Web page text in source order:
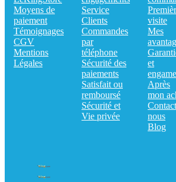
Moyens de
paiement
Témoignages
CGV
Mentions
Légales
Service
Clients
Commandes
par
téléphone
Sécurité des
paiements
Satisfait ou
remboursé
Sécurité et
Vie privée
visite
Mes
et
Après
mon
nous
Blog